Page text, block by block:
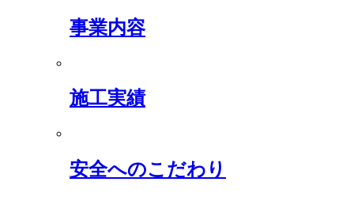
事業内容
施工実績
安全へのこだわり